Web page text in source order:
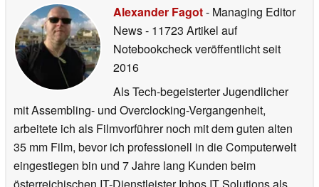
Alexander Fagot- Managing Editor
News- 11723 Artikel auf
Notebookcheck veröffentlichtseit
2016
Als Tech-begeisterter Jugendlicher
mit Assembling- und Overclocking-Vergangenheit,
arbeitete ich als Filmvorführer noch mit dem guten alten
35 mm Film, bevor ich professionell in die Computerwelt
eingestiegen bin und 7 Jahre lang Kunden beim